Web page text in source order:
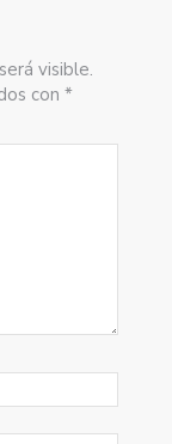
visible.
con *